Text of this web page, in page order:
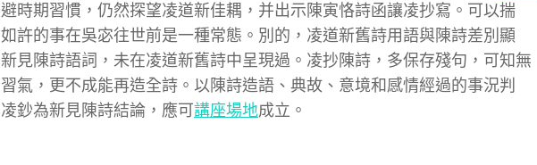
時期習慣，仍然探望凌道新佳耦，并出示陳寅恪詩函讓凌抄寫。可以揣
許的事在吳宓往世前是一種常態。別的，凌道新舊詩用語與陳詩差別顯
見陳詩語詞，未在凌道新舊詩中呈現過。凌抄陳詩，多保存殘句，可知無
氣，更不成能再造全詩。以陳詩造語、典故、意境和感情經過的事況判
鈔為新見陳詩結論，應可講座場地成立。